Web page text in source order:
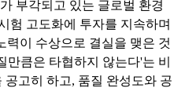
부각되고 있는 글로벌 환경
험 고도화에 투자를 지속하며
력이 수상으로 결실을 맺은 것
큼은 타협하지 않는다'는 비
고히 하고, 품질 완성도와 공